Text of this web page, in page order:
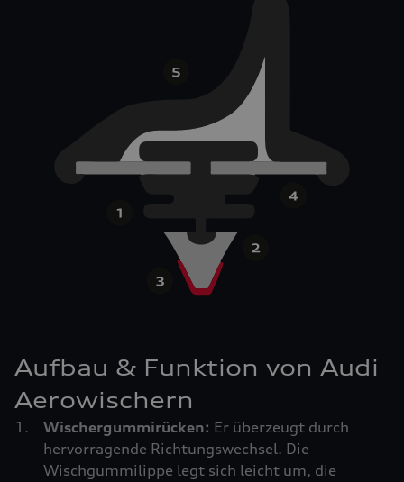
Aufbau & Funktion von Audi
Aerowischern
Wischergummirücken: Er überzeugt durch
hervorragende Richtungswechsel. Die
Wischgummilippe legt sich leicht um, die